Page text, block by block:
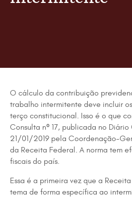
O cálculo da contribuição
trabalho intermitente deve incluir
terço constitucional. Isso é o que
Consulta nº 17, publicada no
21/01/2019 pela Coordenação-
da Receita Federal. A norma tem
fiscais do país.
Essa é a primeira vez que a
tema de forma específica ao